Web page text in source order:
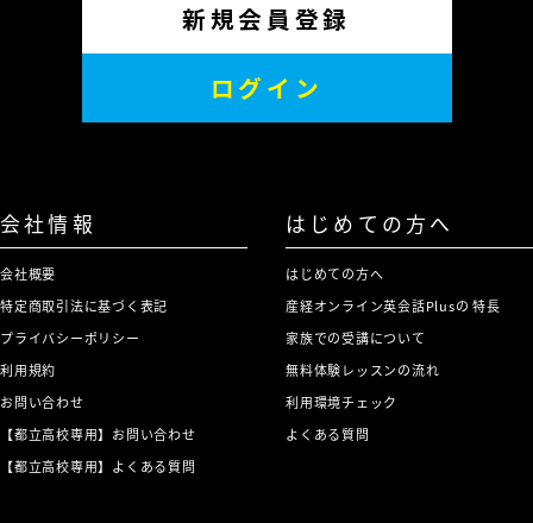
新規会員登録
ログイン
会社情報
会社概要
特定商取引法に基づく表記
プライバシーポリシー
利用規約
お問い合わせ
【都立高校専用】お問い合わせ
【都立高校専用】よくある質問
はじめての方へ
はじめての方へ
産経オンライン英会話Plusの 特長
家族での受講について
無料体験レッスンの流れ
利用環境チェック
よくある質問